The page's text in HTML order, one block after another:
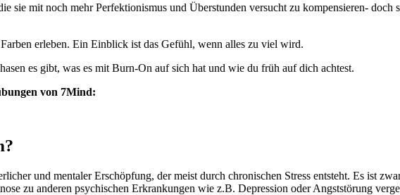
sie mit noch mehr Perfektionismus und Überstunden versucht zu kompensieren-
erleben. Ein Einblick ist das Gefühl, wenn alles zu viel wird.
es gibt, was es mit Burn-On auf sich hat und wie du früh auf dich achtest.
von 7Mind:
und mentaler Erschöpfung, der meist durch chronischen Stress entsteht. Es ist
zu anderen psychischen Erkrankungen wie z.B. Depression oder Angststörung